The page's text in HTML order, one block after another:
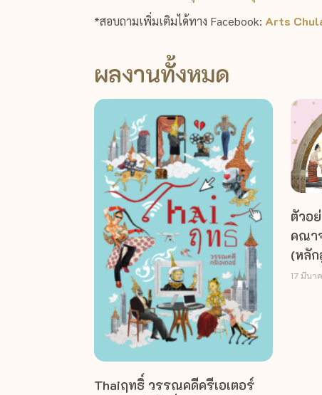
*สอบถามเพิ่มเติมได้ทาง Facebook: Arts
ผลงานทั้งหมด
Thaiฤทธิ์ วรรณคดีครีเอเตอร์
ตัวอ
คณา
(หลั
17 มีนา